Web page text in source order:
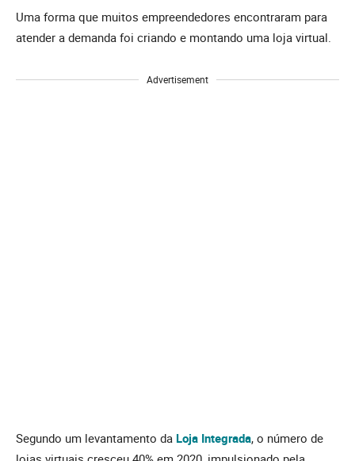
Uma forma que muitos empreendedores encontraram para
atender a demanda foi criando e montando uma loja virtual.
Advertisement
Segundo um levantamento da Loja Integrada, o número de